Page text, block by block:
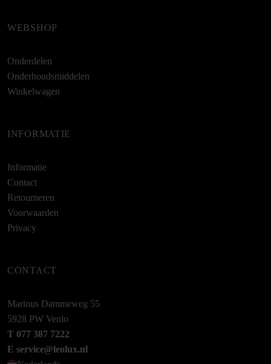
WEBSHOP
Onderdelen
Onderhoudsmiddelen
Winkelwagen
INFORMATIE
Informatie
Contact
Retourneren
Voorwaarden
Privacy
CONTACT
Marinus Dammeweg 55
5928 PW Venlo
T 077 387 7222
E service@leolux.nl